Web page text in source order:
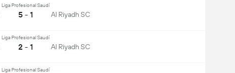
Liga Profesional Saudí
5 - 1 Al Riyadh SC
Liga Profesional Saudí
2 - 1 Al Riyadh SC
Liga Profesional Saudí